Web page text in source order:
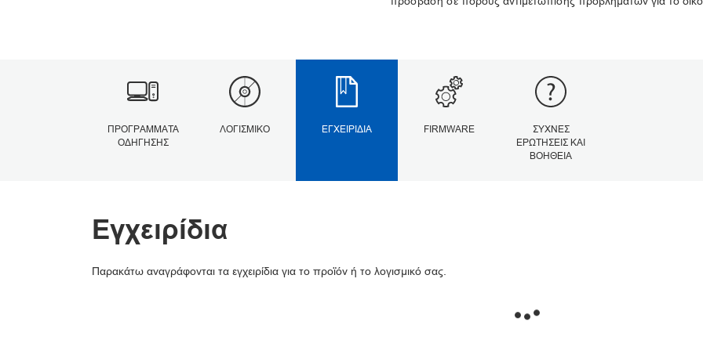
ΠΡΟΓΡΆΜΜΑΤΑ
ΟΔΉΓΗΣΗΣ
ΛΟΓΙΣΜΙΚΌ ΕΓΧΕΙΡΊΔΙΑ FIRMWARE
ΣΥΧΝΈΣ
ΕΡΩΤΉΣΕΙΣ ΚΑΙ
ΒΟΉΘΕΙΑ
Εγχειρίδια
Παρακάτω αναγράφονται τα εγχειρίδια για το προϊόν ή το λογισμικό σας.